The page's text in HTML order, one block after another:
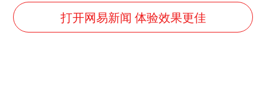
打开网易新闻 体验效果更佳